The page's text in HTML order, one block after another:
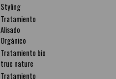
Styling
Tratamiento
Alisado
Orgánico
Tratamiento bio
true nature
Tratamiento